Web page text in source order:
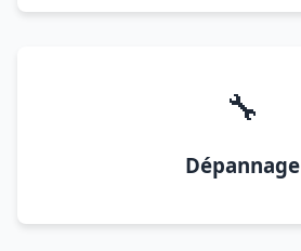
🔧
Dépannage